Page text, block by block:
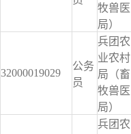
牧兽医
局）
32000019029
公务
员
兵团农
业农村
局（畜
牧兽医
局）
兵团农